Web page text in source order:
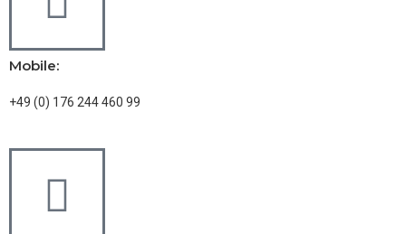
Mobile:
+49 (0) 176 244 460 99